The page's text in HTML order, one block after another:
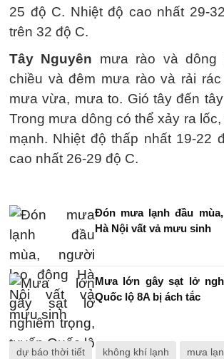
25 độ C. Nhiệt độ cao nhất 29-
trên 32 độ C.
Tây Nguyên mưa rào và dông
chiều và đêm mưa rào và rải
mưa vừa, mưa to. Gió tây đến
Trong mưa dông có thể xảy ra
mạnh. Nhiệt độ thấp nhất 19-22
cao nhất 26-29 độ C.
Đón mưa lạnh đầu
Hà Nội vất vả mưu sinh
Mưa lớn gây sạt lở
Quốc lộ 8A bị ách tắc
dự báo thời tiết không khí lạnh mưa